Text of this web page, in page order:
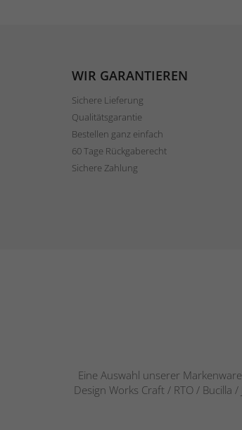
WIR GARANTIEREN
Sichere Lieferung
Qualitätsgarantie
Bestellen ganz einfach
60 Tage Rückgaberecht
Sichere Zahlung
Eine Auswahl unserer
Design Works Craft / RTO /